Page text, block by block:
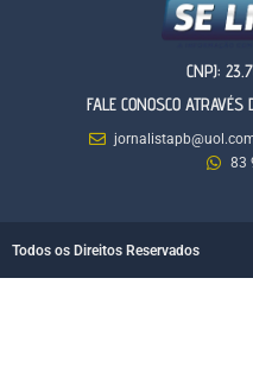
CNPJ:
FALE CONOSCO
83
Todos os Direitos Reservados